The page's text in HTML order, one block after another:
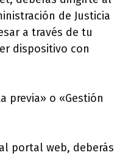
de Justicia
a través de tu
dispositivo con
previa» o «Gestión
portal web, deberás